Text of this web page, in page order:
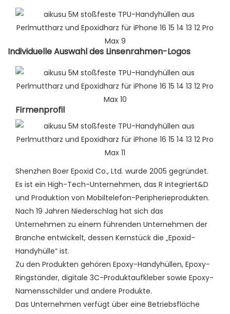
Individuelle Auswahl des Linsenrahmen-Logos
Firmenprofil
Shenzhen Boer Epoxid Co., Ltd. wurde 2005 gegründet.
Es ist ein High-Tech-Unternehmen, das R integriert&D
und Produktion von Mobiltelefon-Peripherieprodukten.
Nach 19 Jahren Niederschlag hat sich das
Unternehmen zu einem führenden Unternehmen der
Branche entwickelt, dessen Kernstück die „Epoxid-
Handyhülle“ ist.
Zu den Produkten gehören Epoxy-Handyhüllen, Epoxy-
Ringständer, digitale 3C-Produktaufkleber sowie Epoxy-
Namensschilder und andere Produkte.
Das Unternehmen verfügt über eine Betriebsfläche